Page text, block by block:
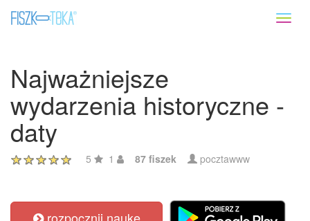
Najważniejsze
wydarzenia historyczne -
daty
5 1 87 fiszek pocztawww